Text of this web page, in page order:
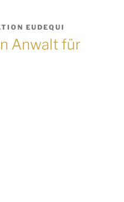
EUDEQUI
Anwalt für